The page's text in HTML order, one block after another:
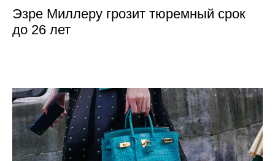
Эзре Миллеру грозит тюремный срок
до 26 лет